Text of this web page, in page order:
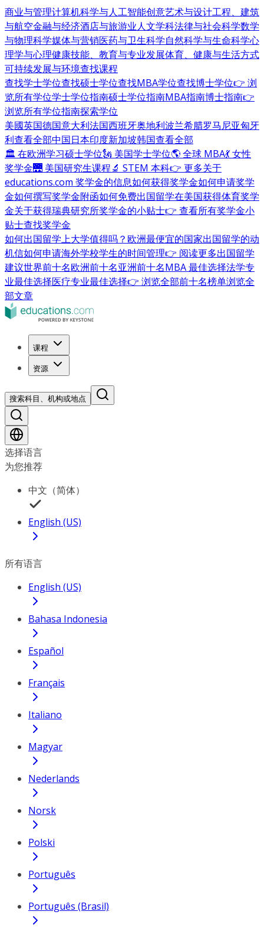
商业与管理计算机科学与人工智能创意艺术与设计工程、建筑
与航空金融与经济酒店与旅游业人文学科法律与社会科学数学
与物理科学媒体与营销医药与卫生科学自然科学与生命科学心
理学与心理健康技能、教育与专业发展体育、健康与生活方式
可持续发展与环境查找课程
查找学士学位查找硕士学位查找MBA学位查找博士学位👉 浏
览所有学位学士学位指南硕士学位指南MBA指南博士指南👉
浏览所有学位指南探索学位
美國英国德国意大利法国西班牙奥地利波兰希腊罗马尼亚匈牙
利查看全部中国日本印度新加坡韩国查看全部
🏛 在欧洲学习硕士学位🗽 美国学士学位🌎 全球 MBA💃 女性
奖学金🌉 美国研究生课程🔬 STEM 本科👉 更多关于
educations.com 奖学金的信息如何获得奖学金如何申请奖学
金如何撰写奖学金附函如何免费出国留学在美国获得体育奖学
金关于获得瑞典研究所奖学金的小贴士👉 查看所有奖学金小
贴士查找奖学金
如何出国留学上大学值得吗？ 欧洲最便宜的国家出国留学的动
机信如何申请海外学校学生的时间管理👉 阅读更多出国留学
建议世界前十名欧洲前十名亚洲前十名MBA 最佳选择法学专
业最佳选择医疗专业最佳选择👉 浏览全部前十名榜单浏览全
部文章
课程
资源
搜索科目、机构或地点
选择语言
为您推荐
中文（简体）
English (US)
所有语言
English (US)
Bahasa Indonesia
Español
Français
Italiano
Magyar
Nederlands
Norsk
Polski
Português
Português (Brasil)